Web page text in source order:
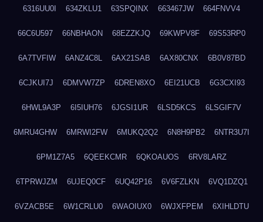
6316UU0I 634ZKLU1 63SPQINX 663467JW 664FNVV4
66C6U597 66NBHAON 68EZZKJQ 69KWPV8F 69S53RP0
6A7TVFIW 6ANZ4C8L 6AX21SAB 6AX80CNX 6B0V87BD
6CJKUI7J 6DMVW7ZP 6DREN8XO 6EI21UCB 6G3CXI93
6HWL9A3P 6I5IUH76 6JGSI1UR 6LSD5KCS 6LSGIF7V
6MRU4GHW 6MRWI2FW 6MUKQ2Q2 6N8H9PB2 6NTR3U7I
6PM1Z7A5 6QEEKCMR 6QKOAUOS 6RV8LARZ
6TPRWJZM 6UJEQ0CF 6UQ42P16 6V6FZLKN 6VQ1DZQ1
6VZACB5E 6W1CRLU0 6WAOIUX0 6WJXFPEM 6XIHLDTU